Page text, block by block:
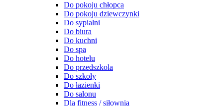
Do pokoju chłopca
Do pokoju dziewczynki
Do sypialni
Do biura
Do kuchni
Do spa
Do hotelu
Do przedszkola
Do szkoły
Do łazienki
Do salonu
Dla fitness / siłownia